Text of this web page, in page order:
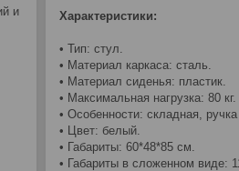
Характеристики:
• Тип: стул.
• Материал каркаса: сталь.
• Материал сиденья: пластик.
• Максимальная нагрузка: 80 кг.
• Особенности: складная,
• Цвет: белый.
• Габариты: 60*48*85 см.
• Габариты в сложенном виде:
и